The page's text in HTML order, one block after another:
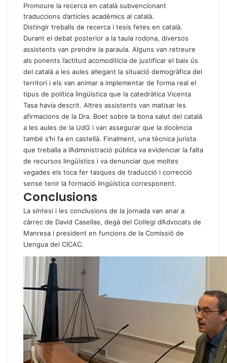
Promoure la recerca en català subvencionant
traduccions d’articles acadèmics al català.
Distingir treballs de recerca i tesis fetes en català.
Durant el debat posterior a la taula rodona, diversos
assistents van prendre la paraula. Alguns van retreure
als ponents l’actitud acomoditícia de justificar el baix ús
del català a les aules al·legant la situació demogràfica del
territori i els van animar a implementar de forma real el
tipus de política lingüística que la catedràtica Vicenta
Tasa havia descrit. Altres assistents van matisar les
afirmacions de la Dra. Boet sobre la bona salut del català
a les aules de la UdG i van assegurar que la docència
també s’hi fa en castellà. Finalment, una tècnica jurista
que treballa a l’Administració pública va evidenciar la falta
de recursos lingüístics i va denunciar que moltes
vegades els toca fer tasques de traducció i correcció
sense tenir la formació lingüística corresponent.
Conclusions
La síntesi i les conclusions de la jornada van anar a
càrrec de David Casellas, degà del Col·legi d’Advocats de
Manresa i president en funcions de la Comissió de
Llengua del CICAC.